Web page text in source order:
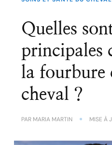
Quelles
principales
la fourbure
cheval ?
PAR MARIA MARTIN MISE À